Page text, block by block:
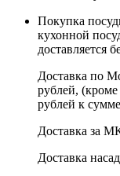
Покупка
кухонной
доставляется
Доставка по
рублей,
рублей к сумме
Доставка за
Доставка